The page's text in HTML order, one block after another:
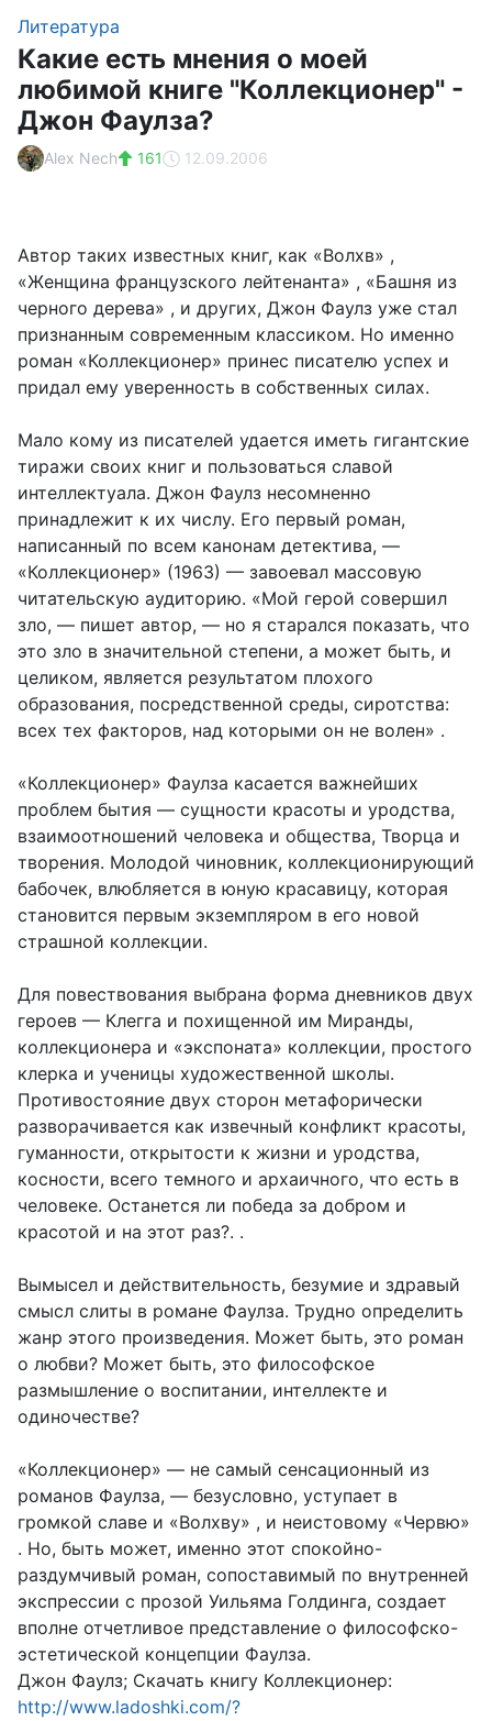
Литература
Какие есть мнения о моей
любимой книге "Коллекционер" -
Джон Фаулза?
Alex Nech 161 12.09.2006
Автор таких известных книг, как «Волхв» ,
«Женщина французского лейтенанта» , «Башня из
черного дерева» , и других, Джон Фаулз уже стал
признанным современным классиком. Но именно
роман «Коллекционер» принес писателю успех и
придал ему уверенность в собственных силах.
Мало кому из писателей удается иметь гигантские
тиражи своих книг и пользоваться славой
интеллектуала. Джон Фаулз несомненно
принадлежит к их числу. Его первый роман,
написанный по всем канонам детектива, —
«Коллекционер» (1963) — завоевал массовую
читательскую аудиторию. «Мой герой совершил
зло, — пишет автор, — но я старался показать, что
это зло в значительной степени, а может быть, и
целиком, является результатом плохого
образования, посредственной среды, сиротства:
всех тех факторов, над которыми он не волен» .
«Коллекционер» Фаулза касается важнейших
проблем бытия — сущности красоты и уродства,
взаимоотношений человека и общества, Творца и
творения. Молодой чиновник, коллекционирующий
бабочек, влюбляется в юную красавицу, которая
становится первым экземпляром в его новой
страшной коллекции.
Для повествования выбрана форма дневников двух
героев — Клегга и похищенной им Миранды,
коллекционера и «экспоната» коллекции, простого
клерка и ученицы художественной школы.
Противостояние двух сторон метафорически
разворачивается как извечный конфликт красоты,
гуманности, открытости к жизни и уродства,
косности, всего темного и архаичного, что есть в
человеке. Останется ли победа за добром и
красотой и на этот раз?. .
Вымысел и действительность, безумие и здравый
смысл слиты в романе Фаулза. Трудно определить
жанр этого произведения. Может быть, это роман
о любви? Может быть, это философское
размышление о воспитании, интеллекте и
одиночестве?
«Коллекционер» — не самый сенсационный из
романов Фаулза, — безусловно, уступает в
громкой славе и «Волхву» , и неистовому «Червю»
. Но, быть может, именно этот спокойно-
раздумчивый роман, сопоставимый по внутренней
экспрессии с прозой Уильяма Голдинга, создает
вполне отчетливое представление о философско-
эстетической концепции Фаулза.
Джон Фаулз; Скачать книгу Коллекционер:
http://www.ladoshki.com/?